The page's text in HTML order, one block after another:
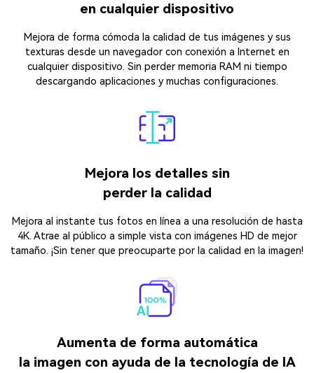
en cualquier dispositivo
Mejora de forma cómoda la calidad de tus imágenes y sus
texturas desde un navegador con conexión a Internet en
cualquier dispositivo.󠀲󠀡󠀡󠀣󠀡󠀨󠀢󠀣󠀦󠀳󠀰 Sin perder memoria RAM ni tiempo
descargando aplicaciones y muchas configuraciones.
Mejora los detalles sin
perder la calidad
Mejora al instante tus fotos en línea a una resolución de hasta
4K. Atrae al público a simple vista con imágenes HD de mejor
tamaño. ¡Sin tener que preocuparte por la calidad en la imagen!
Aumenta de forma automática
la imagen con ayuda de la tecnología de IA